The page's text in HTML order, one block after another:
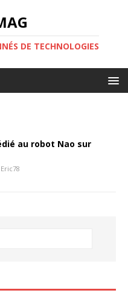
DE TECHNOLOGIES
au robot Nao sur
Eric78